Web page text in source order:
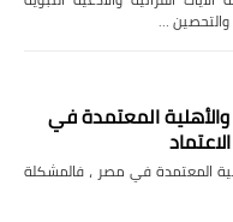
والتحصين …
المعتمدة في
المعتمدة في مصر ، فالمشكلة